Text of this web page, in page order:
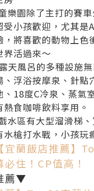
樂園除了主打的賽
受小孩歡迎，尤其是
，將喜歡的動物上色
界活過來～
天風呂的多種設施
、浮浴按摩泉、針點
、18度C冷泉、蒸氣
食咖啡飲料享用。
水區有大型溜滑梯
水槍打水戰，小孩玩
【宜蘭飯店推薦】
住！CP值高！
薦▼